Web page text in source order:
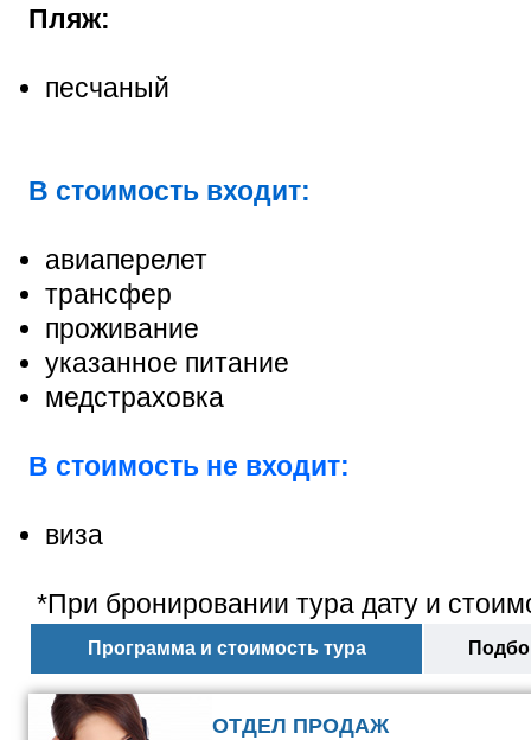
Пляж:
песчаный
В стоимость входит:
авиаперелет
трансфер
проживание
указанное питание
медстраховка
В стоимость не входит:
виза
*При бронировании тура дату и
Программа и стоимость тура
ОТДЕЛ ПРОДАЖ